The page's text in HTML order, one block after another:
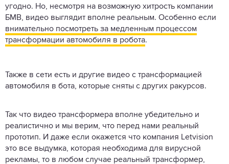
угодно. Но, несмотря на возможную хитрость компании
БМВ, видео выглядит вполне реальным. Особенно если
внимательно посмотреть за медленным процессом
трансформации автомобиля в робота.
Также в сети есть и другие видео с трансформацией
автомобиля в бота, которые сняты с других ракурсов.
Так что видео трансформера вполне убедительно и
реалистично и мы верим, что перед нами реальный
прототип. И даже если окажется что компания Letvision
это все выдумка, которая необходима для вирусной
рекламы, то в любом случае реальный трансформер,